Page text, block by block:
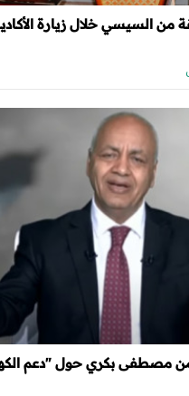
من السيسي خلال زيارة
مصطفى بكري حول "دعم